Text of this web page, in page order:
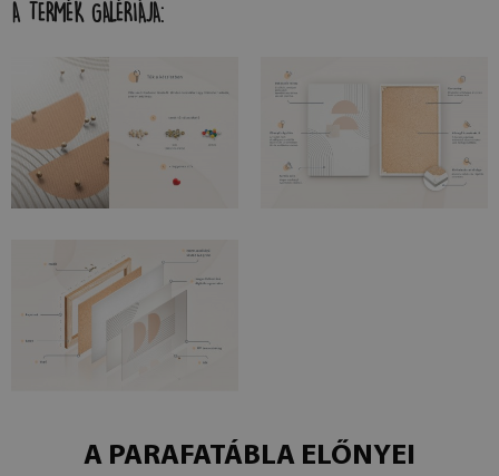
A TERMÉK GALÉRIÁJA:
A PARAFATÁBLA ELŐNYEI